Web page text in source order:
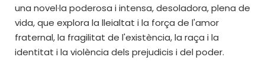
una novel·la poderosa i intensa, desoladora, plena de
vida, que explora la lleialtat i la força de l'amor
fraternal, la fragilitat de l'existència, la raça i la
identitat i la violència dels prejudicis i del poder.